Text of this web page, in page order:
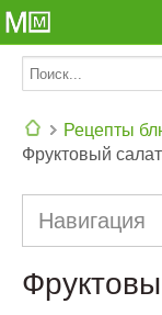
Рецепты
Фруктовый
Навигация